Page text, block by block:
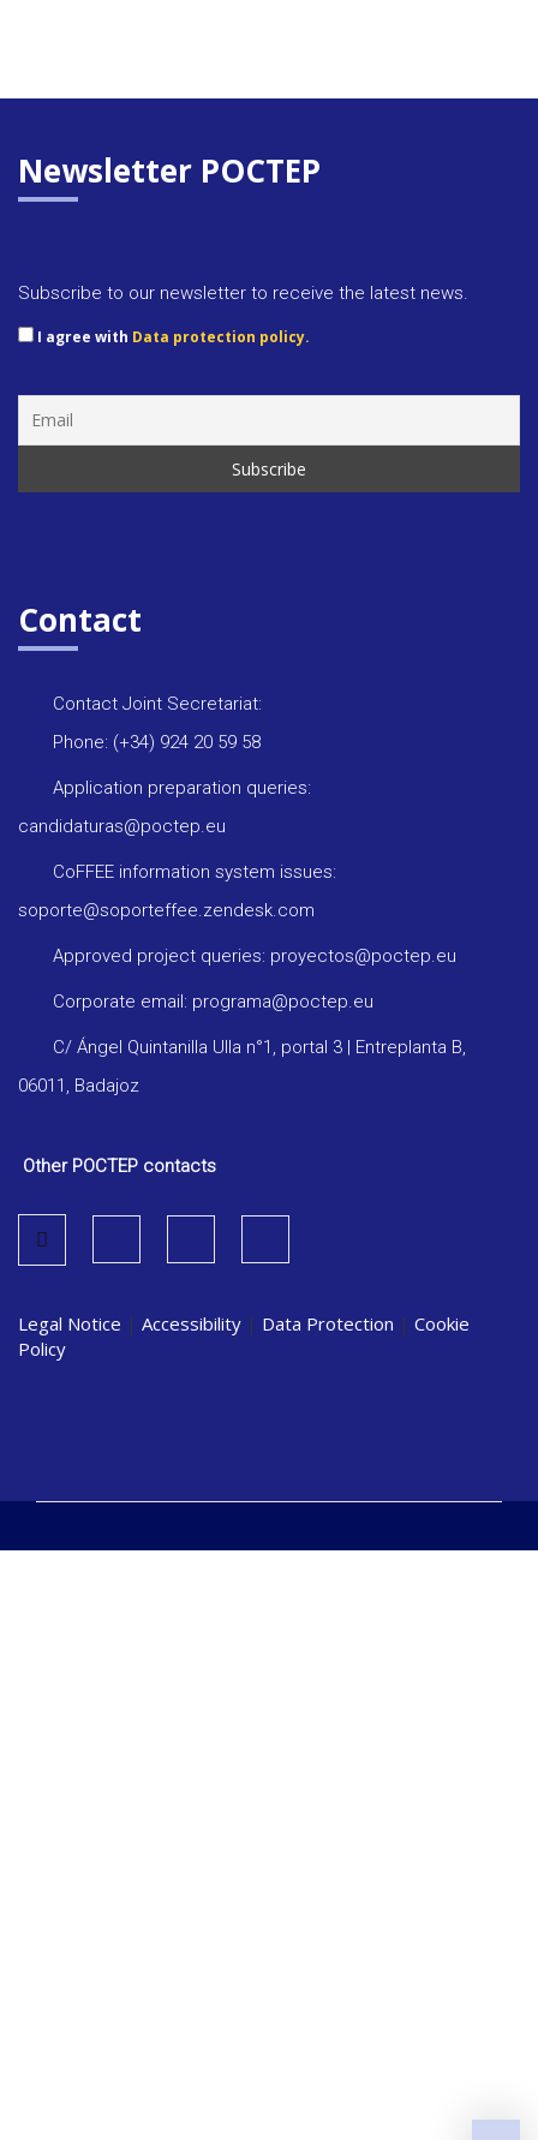
Newsletter POCTEP
Subscribe to our newsletter to receive the latest news.
I agree with Data protection policy.
Contact
Contact Joint Secretariat:
Phone: (+34) 924 20 59 58
Application preparation queries:
candidaturas@poctep.eu
CoFFEE information system issues:
soporte@soporteffee.zendesk.com
Approved project queries: proyectos@poctep.eu
Corporate email: programa@poctep.eu
C/ Ángel Quintanilla Ulla n°1, portal 3 | Entreplanta B,
06011, Badajoz
Other POCTEP contacts
Legal Notice | Accessibility | Data Protection | Cookie
Policy